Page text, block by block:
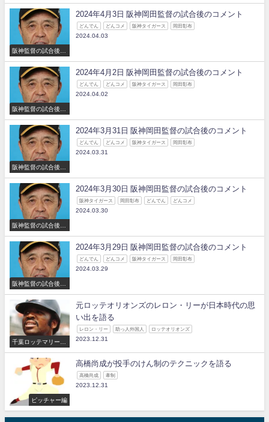
阪神監督の試合後の
2024年4月3日 阪神岡田監督の試合後のコメント
どんでん どんコメ 阪神タイガース 岡田彰布
2024.04.03
阪神監督の試合後の
2024年4月2日 阪神岡田監督の試合後のコメント
どんでん どんコメ 阪神タイガース 岡田彰布
2024.04.02
阪神監督の試合後の
2024年3月31日 阪神岡田監督の試合後のコメント
どんでん どんコメ 阪神タイガース 岡田彰布
2024.03.31
阪神監督の試合後の
2024年3月30日 阪神岡田監督の試合後のコメント
阪神タイガース 岡田彰布 どんでん どんコメ
2024.03.30
阪神監督の試合後の
2024年3月29日 阪神岡田監督の試合後のコメント
どんでん どんコメ 阪神タイガース 岡田彰布
2024.03.29
千葉ロッテマリーン
元ロッテオリオンズのレロン・リーが日本時代の思
い出を語る
レロン・リー 助っ人外国人 ロッテオリオンズ
2023.12.31
ピッチャー編
高橋尚成が投手のけん制のテクニックを語る
高橋尚成 牽制
2023.12.31